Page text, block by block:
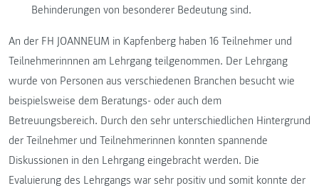
Behinderungen von besonderer Bedeutung sind.
An der FH JOANNEUM in Kapfenberg haben 16 Teilnehmer und
Teilnehmerinnnen am Lehrgang teilgenommen. Der Lehrgang
wurde von Personen aus verschiedenen Branchen besucht wie
beispielsweise dem Beratungs- oder auch dem
Betreuungsbereich. Durch den sehr unterschiedlichen Hintergrund
der Teilnehmer und Teilnehmerinnen konnten spannende
Diskussionen in den Lehrgang eingebracht werden. Die
Evaluierung des Lehrgangs war sehr positiv und somit konnte der